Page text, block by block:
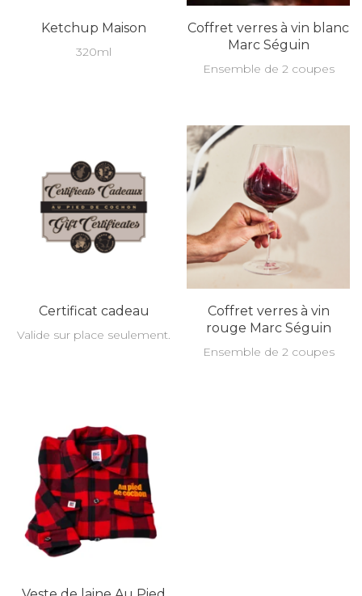
Ketchup Maison
320ml
Coffret verres à vin blanc
Marc Séguin
Ensemble de 2 coupes
Certificat cadeau
Valide sur place seulement.
Coffret verres à vin
rouge Marc Séguin
Ensemble de 2 coupes